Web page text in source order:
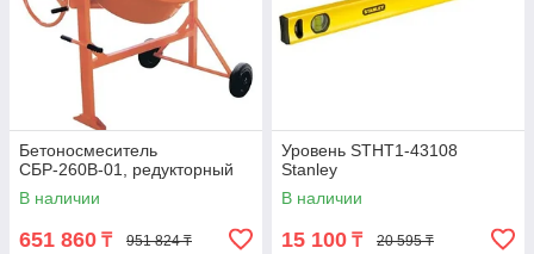
Бетоносмеситель
СБР-260В-01, редукторный
В наличии
651 860 ₸ 951 824 ₸
Уровень STHT1-43108
Stanley
В наличии
15 100 ₸ 20 595 ₸